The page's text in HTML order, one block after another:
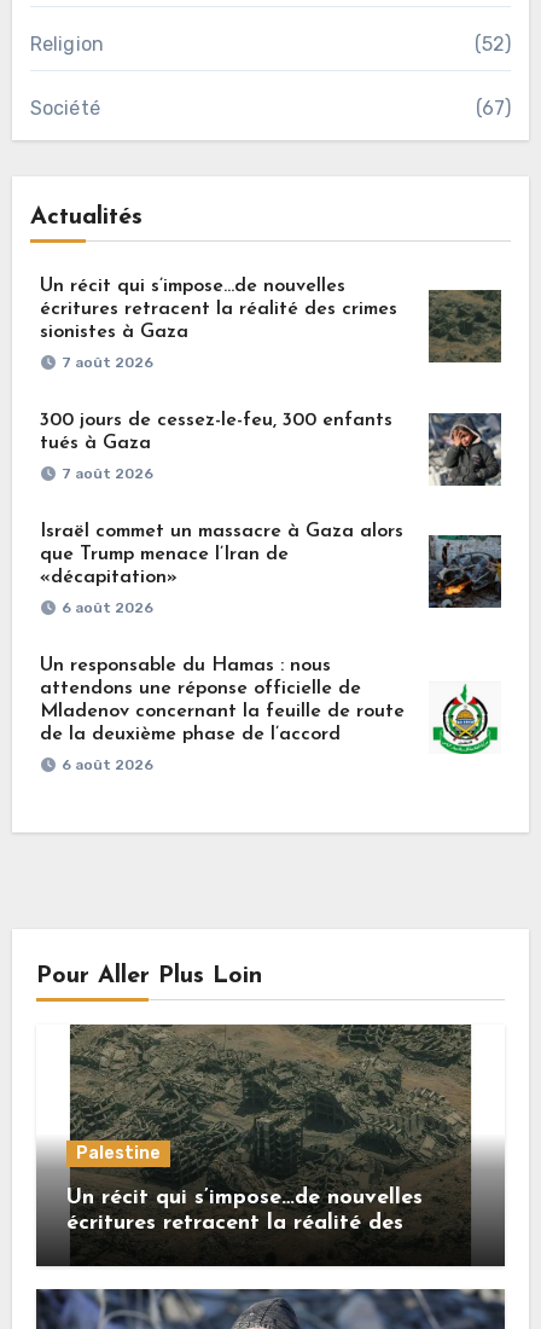
Religion (52)
Société (67)
Actualités
Un récit qui s’impose…de nouvelles
écritures retracent la réalité des crimes
sionistes à Gaza
7 août 2026
300 jours de cessez-le-feu, 300 enfants
tués à Gaza
7 août 2026
Israël commet un massacre à Gaza alors
que Trump menace l’Iran de
«décapitation»
6 août 2026
Un responsable du Hamas : nous
attendons une réponse officielle de
Mladenov concernant la feuille de route
de la deuxième phase de l’accord
6 août 2026
Pour Aller Plus Loin
Palestine
Un récit qui s’impose…de nouvelles
écritures retracent la réalité des
crimes sionistes à Gaza